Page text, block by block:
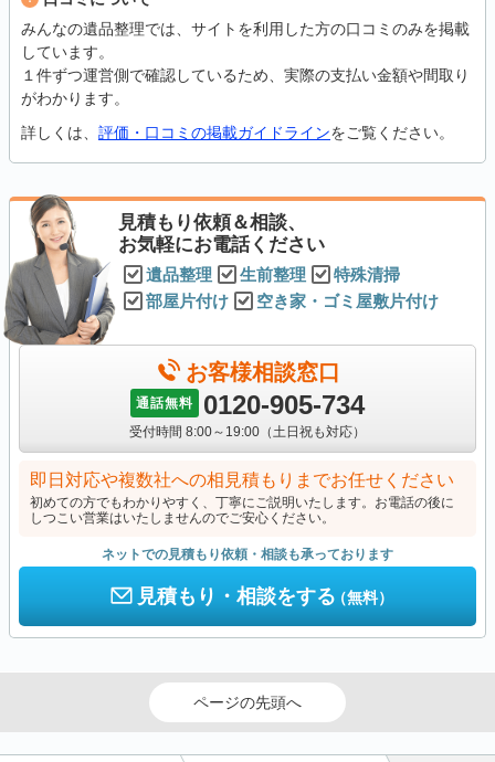
みんなの遺品整理では、サイトを利用した方の口コミのみを掲載
しています。
１件ずつ運営側で確認しているため、実際の支払い金額や間取り
がわかります。
詳しくは、 評価・口コミの掲載ガイドラインをご覧ください。
見積もり依頼＆相談、
お気軽にお電話ください
遺品整理 生前整理
特殊清掃
部屋片付け
空き家・ゴミ屋敷片付け
お客様相談窓口
通話無料 0120-905-734
受付時間 8:00～19:00（土日祝も対応）
即日対応や複数社への相見積もりまでお任せください
初めての方でもわかりやすく、丁寧にご説明いたします。お電話の後に
しつこい営業はいたしませんのでご安心ください。
ネットでの見積もり依頼・相談も承っております
見積もり・相談をする（無料）
ページの先頭へ